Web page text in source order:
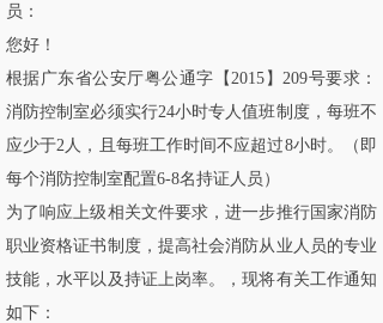
员：
您好！
根据广东省公安厅粤公通字【2015】209号要求：
消防控制室必须实行24小时专人值班制度，每班不
应少于2人，且每班工作时间不应超过8小时。（即
每个消防控制室配置6-8名持证人员）
为了响应上级相关文件要求，进一步推行国家消防
职业资格证书制度，提高社会消防从业人员的专业
技能，水平以及持证上岗率。，现将有关工作通知
如下：